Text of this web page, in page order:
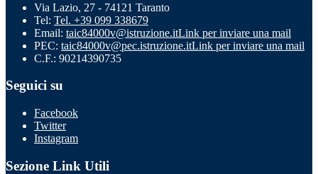
Via Lazio, 27 - 74121 Taranto
Tel: Tel. +39 099 338679
Email: taic84000v@istruzione.itLink per inviare una mail
PEC: taic84000v@pec.istruzione.itLink per inviare una mail
C.F.: 90214390735
Seguici su
Facebook
Twitter
Instagram
Sezione Link Utili